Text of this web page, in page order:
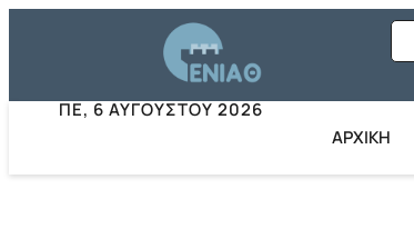
ΠΕ, 6 ΑΥΓΟΎΣΤΟΥ 2026
ΑΡΧΙΚΗ